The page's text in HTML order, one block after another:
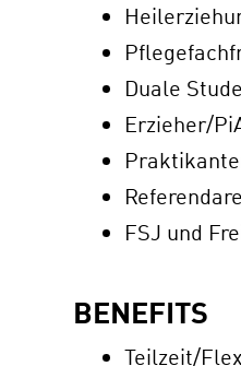
Duale
Erzieher/
Referendare
FSJ und
BENEFITS
Teilzeit/